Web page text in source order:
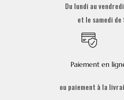
Du lundi au
et le samedi de
Paiement en
ou paiement à la